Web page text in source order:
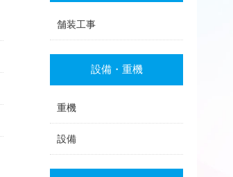
舗装工事
設備・重機
重機
設備